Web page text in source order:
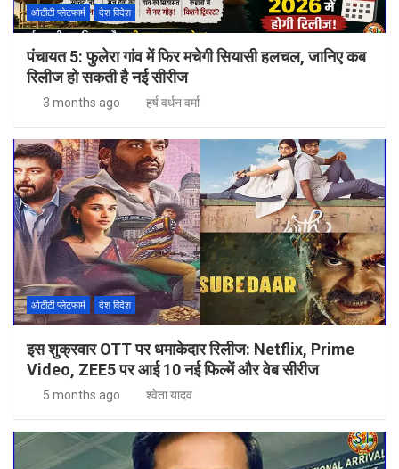
ओटीटी प्लेटफार्म देश विदेश
पंचायत 5: फुलेरा गांव में फिर मचेगी सियासी हलचल, जानिए कब
रिलीज हो सकती है नई सीरीज
3 months ago हर्ष वर्धन वर्मा
ओटीटी प्लेटफार्म देश विदेश
इस शुक्रवार OTT पर धमाकेदार रिलीज: Netflix, Prime
Video, ZEE5 पर आई 10 नई फिल्में और वेब सीरीज
5 months ago श्वेता यादव